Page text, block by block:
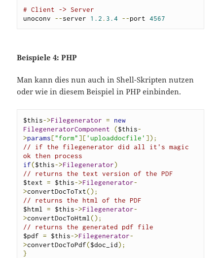
# Client -> Server
unoconv --server 1.2 . 3.4 --port 4567
Beispiele 4: PHP
Man kann dies nun auch in Shell-Skripten nutzen
oder wie in diesem Beispiel in PHP einbinden.
$this->Filegenerator =
new
FilegeneratorComponent
($this-
>params["form" ][ 'uploaddocfile' ]);
// if the filegenerator did all it's magic
ok then process
if($this->Filegenerator)
// returns the text version of the PDF
$text = $this->Filegenerator-
>convertDocToTxt();
// returns the html of the PDF
$html = $this->Filegenerator-
>convertDocToHtml ();
// returns the generated pdf file
$pdf = $this->Filegenerator-
>convertDocToPdf($doc_id);
}